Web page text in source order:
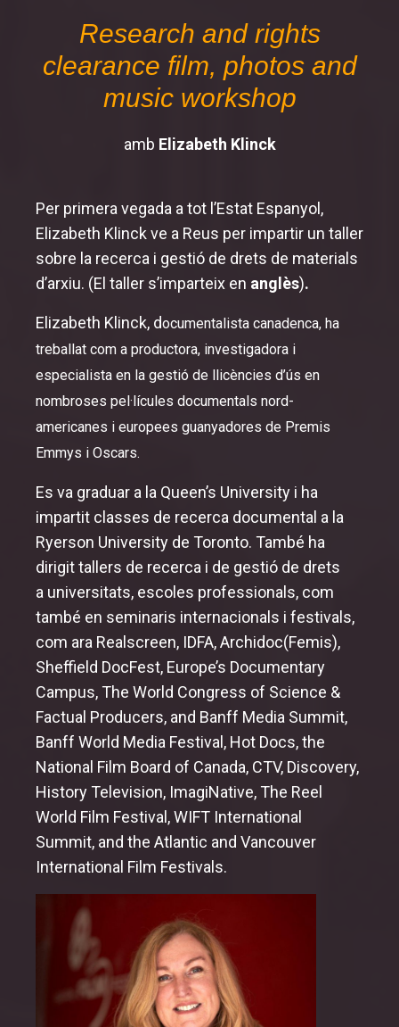
Inauguració i cloenda
Secció oficial
MemoriJove
Sessions especials
Research and rights
clearance film, photos and
music workshop
amb Elizabeth Klinck
Per primera vegada a tot l’Estat Espanyol,
Elizabeth Klinck ve a Reus per impartir un taller
sobre la recerca i gestió de drets de materials
d’arxiu. (El taller s’imparteix en anglès).
Elizabeth Klinck, documentalista canadenca, ha
treballat com a productora, investigadora i
especialista en la gestió de llicències d’ús en
nombroses pel·lícules documentals nord-
americanes i europees guanyadores de Premis
Emmys i Oscars.
Es va graduar a la Queen’s University i ha
impartit classes de recerca documental a la
Ryerson University de Toronto. També ha
dirigit tallers de recerca i de gestió de drets
a universitats, escoles professionals, com
també en seminaris internacionals i festivals,
com ara Realscreen, IDFA, Archidoc(Femis),
Sheffield DocFest, Europe’s Documentary
Campus, The World Congress of Science &
Factual Producers, and Banff Media Summit,
Banff World Media Festival, Hot Docs, the
National Film Board of Canada, CTV, Discovery,
History Television, ImagiNative, The Reel
World Film Festival, WIFT International
Summit, and the Atlantic and Vancouver
International Film Festivals.